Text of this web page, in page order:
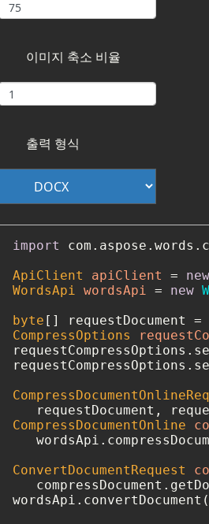
이미지 축소 비율
출력 형식
import
ApiClient
apiClient = new
WordsApi wordsApi = new
byte [] requestDocument
CompressOptions
requestDocument,
CompressDocumentOnline
ConvertDocumentRequest